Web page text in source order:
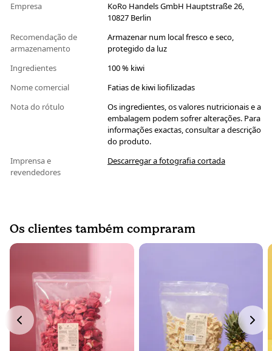
Empresa
KoRo Handels GmbH Hauptstraße 26,
10827 Berlin
Recomendação de
armazenamento
Armazenar num local fresco e seco,
protegido da luz
Ingredientes
100 % kiwi
Nome comercial
Fatias de kiwi liofilizadas
Nota do rótulo
Os ingredientes, os valores nutricionais e a
embalagem podem sofrer alterações. Para
informações exactas, consultar a descrição
do produto.
Imprensa e
revendedores
Descarregar a fotografia cortada
Os clientes também compraram